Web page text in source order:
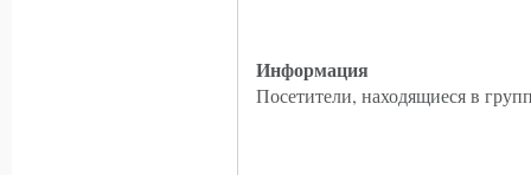
Информация
Посетители, находящиеся в